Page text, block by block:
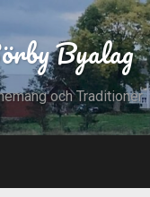
Byalag
och Traditioner